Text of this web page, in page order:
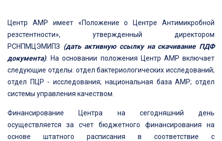
Центр АМР имеет «Положение о Центре Антимикробной
резстентности», утвержденный директором
РСНПМЦЭМИПЗ (дать активную ссылку на скачивание ПДФ
документа). На основании положения Центр АМР включает
следующие отделы: отдел бактериологических исследований;
отдел ПЦР - исследования; национальная база АМР; отдел
системы управления качеством.
Финансирование Центра на сегодняшний день
осуществляется за счет бюджетного финансирования на
основе штатного расписания в соответствие с